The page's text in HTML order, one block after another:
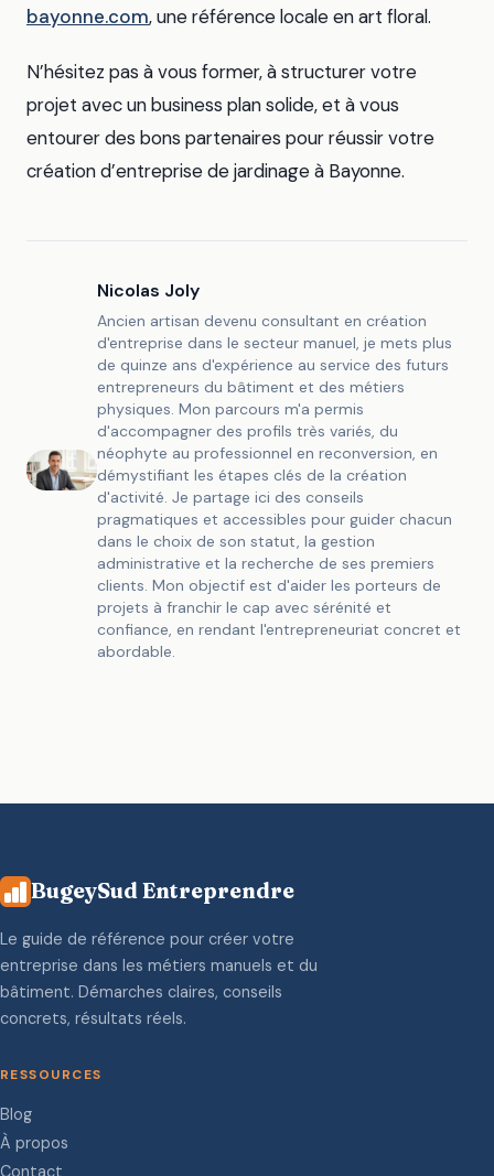
bayonne.com, une référence locale en art floral.
N’hésitez pas à vous former, à structurer votre
projet avec un business plan solide, et à vous
entourer des bons partenaires pour réussir votre
création d’entreprise de jardinage à Bayonne.
Nicolas Joly
Ancien artisan devenu consultant en création
d'entreprise dans le secteur manuel, je mets plus
de quinze ans d'expérience au service des futurs
entrepreneurs du bâtiment et des métiers
physiques. Mon parcours m'a permis
d'accompagner des profils très variés, du
néophyte au professionnel en reconversion, en
démystifiant les étapes clés de la création
d'activité. Je partage ici des conseils
pragmatiques et accessibles pour guider chacun
dans le choix de son statut, la gestion
administrative et la recherche de ses premiers
clients. Mon objectif est d'aider les porteurs de
projets à franchir le cap avec sérénité et
confiance, en rendant l'entrepreneuriat concret et
abordable.
BugeySud Entreprendre
Le guide de référence pour créer votre
entreprise dans les métiers manuels et du
bâtiment. Démarches claires, conseils
concrets, résultats réels.
RESSOURCES
Blog
À propos